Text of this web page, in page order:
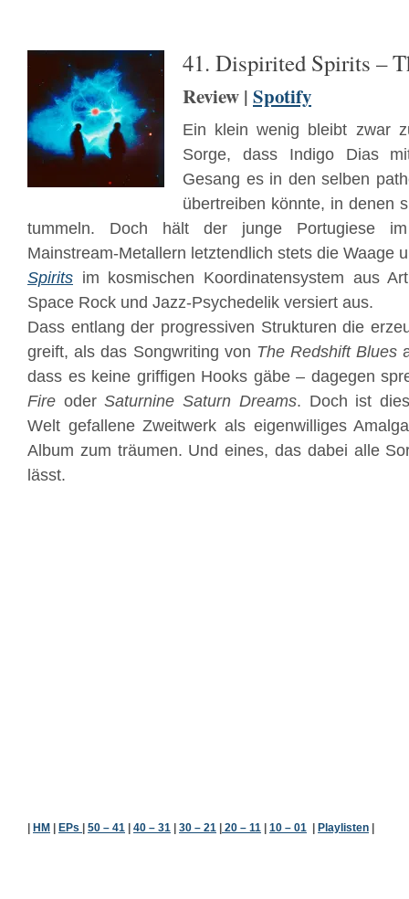
41. Dispirited Spirits –
Review | Spotify
Ein klein wenig bleibt zwar
Sorge, dass Indigo Dias
Gesang es in den selben
übertreiben könnte, in denen
tummeln. Doch hält der junge Portugiese
Mainstream-Metallern letztendlich stets die Waage
Spirits im kosmischen Koordinatensystem aus
Space Rock und Jazz-Psychedelik versiert aus.
Dass entlang der progressiven Strukturen die
greift, als das Songwriting von The Redshift Blues
dass es keine griffigen Hooks gäbe – dagegen
Fire oderSaturnine Saturn Dreams. Doch ist
Welt gefallene Zweitwerk als eigenwilliges
Album zum träumen. Und eines, das dabei alle
lässt.
HM EPs 50 – 41 40 – 31 30 – 21 20 – 11 10 – 01 Playlisten